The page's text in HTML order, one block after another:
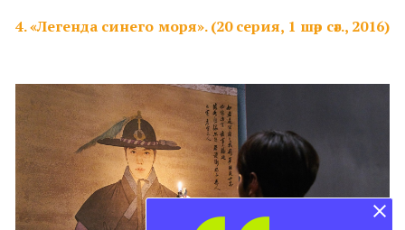
4. «Легенда синего моря». (20 серия, 1 шәр сәг., 2016)